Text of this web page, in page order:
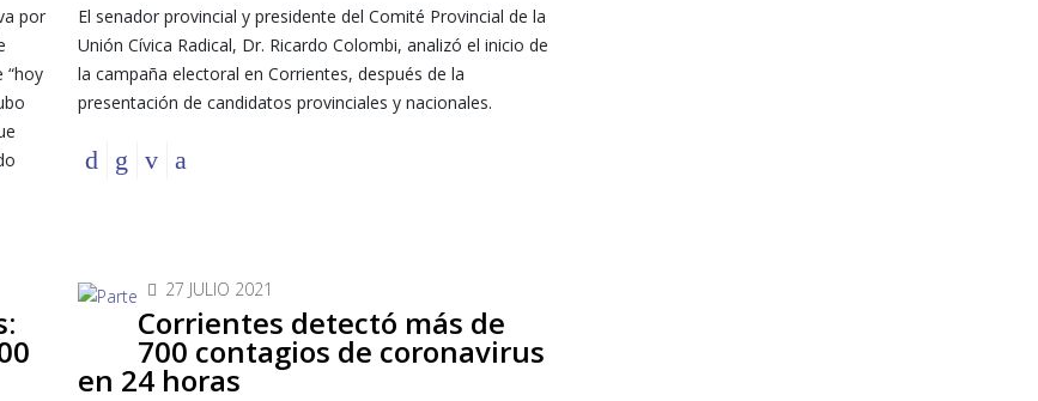
por
“hoy
El senador provincial y presidente del Comité Provincial de la
Unión Cívica Radical, Dr. Ricardo Colombi, analizó el inicio de
la campaña electoral en Corrientes, después de la
presentación de candidatos provinciales y nacionales.
27 JULIO 2021
Corrientes detectó más de
700 contagios de coronavirus
en 24 horas